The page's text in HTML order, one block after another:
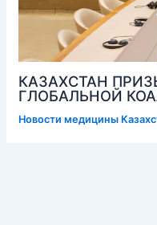
КАЗАХСТАН
ГЛОБАЛЬНОЙ
Новости медицины